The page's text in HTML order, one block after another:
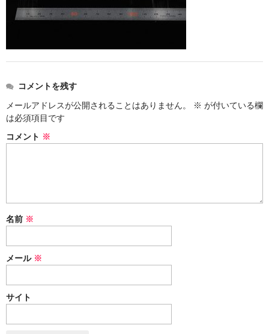
セット
セット
ふた付き
単品
パーツ
アウトレット
コメントを残す
メールアドレスが公開されることはありません。
※ が付いている欄
は必須項目です
コメント ※
名前 ※
メール ※
サイト